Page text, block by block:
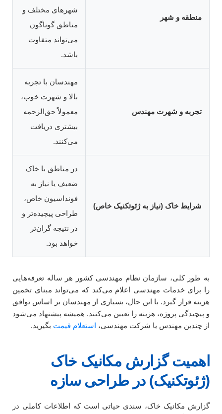
منطقه و شهر
شهرهای مختلف و
مناطق گوناگون
می‌تواند متفاوت
باشد.
تجربه و شهرت مهندس
مهندسان با تجربه
بالا و شهرت خوب،
معمولاً حق‌الزحمه
بیشتری دریافت
می‌کنند.
شرایط خاک (نیاز به ژئوتکنیک خاص)
در مناطق با خاک
ضعیف یا نیاز به
فونداسیون خاص،
طراحی پیچیده‌تر و
در نتیجه گران‌تر
خواهد بود.
به طور کلی، سازمان نظام مهندسی کشور هر ساله تعرفه‌هایی
را برای خدمات مهندسی اعلام می‌کند که می‌تواند مبنای تخمین
هزینه قرار گیرد. با این حال، بسیاری از مهندسان بر اساس توافق
و پیچیدگی پروژه، هزینه را تعیین می‌کنند. همیشه پیشنهاد می‌شود
از چندین مهندس یا شرکت مهندسی، استعلام قیمت بگیرید.
اهمیت گزارش مکانیک خاک
(ژئوتکنیک) در طراحی سازه
گزارش مکانیک خاک، سندی حیاتی است که اطلاعات کاملی در